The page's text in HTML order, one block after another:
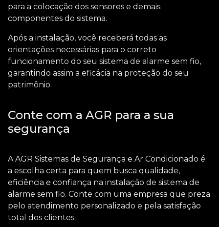
para a colocação dos sensores e demais
componentes do sistema.
Após a instalação, você receberá todas as
orientações necessárias para o correto
funcionamento do seu sistema de alarme sem fio,
garantindo assim a eficácia na proteção do seu
patrimônio.
Conte com a AGR para a sua
segurança
A AGR Sistemas de Segurança e Ar Condicionado é
a escolha certa para quem busca qualidade,
eficiência e confiança na instalação de sistema de
alarme sem fio. Conte com uma empresa que preza
pelo atendimento personalizado e pela satisfação
total dos clientes.